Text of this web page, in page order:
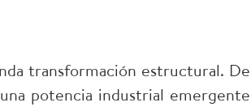
transformación estructural. De
potencia industrial emergente